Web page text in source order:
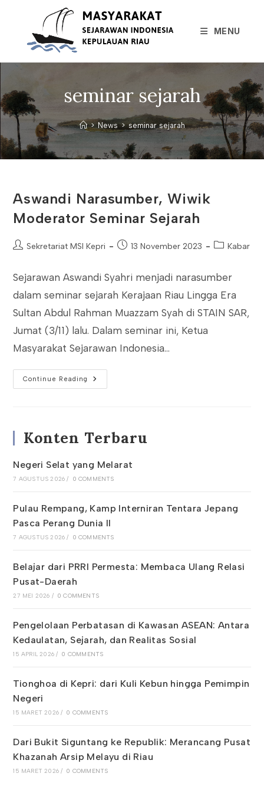
MENU
seminar sejarah
> News > seminar sejarah
Aswandi Narasumber, Wiwik
Moderator Seminar Sejarah
PostSekretariat MSI Kepri
Post13 November 2023
PostKabar
Sejarawan Aswandi Syahri menjadi narasumber
dalam seminar sejarah Kerajaan Riau Lingga Era
Sultan Abdul Rahman Muazzam Syah di STAIN SAR,
Jumat (3/11) lalu. Dalam seminar ini, Ketua
Masyarakat Sejarawan Indonesia…
Continue Reading
Aswandi
Narasumber,
Konten Terbaru
Negeri Selat yang Melarat
7 AGUSTUS 2026 / 0 COMMENTS
Pulau Rempang, Kamp Interniran Tentara Jepang
Pasca Perang Dunia II
7 AGUSTUS 2026 / 0 COMMENTS
Belajar dari PRRI Permesta: Membaca Ulang Relasi
Pusat-Daerah
27 MEI 2026 / 0 COMMENTS
Pengelolaan Perbatasan di Kawasan ASEAN: Antara
Kedaulatan, Sejarah, dan Realitas Sosial
15 APRIL 2026 / 0 COMMENTS
Tionghoa di Kepri: dari Kuli Kebun hingga Pemimpin
Negeri
15 MARET 2026 / 0 COMMENTS
Dari Bukit Siguntang ke Republik: Merancang Pusat
Khazanah Arsip Melayu di Riau
15 MARET 2026 / 0 COMMENTS